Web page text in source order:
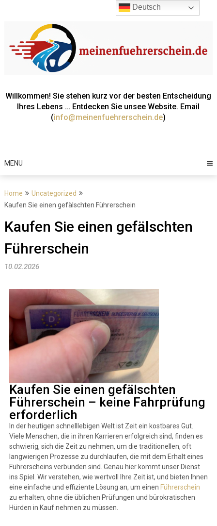
Willkommen! Sie stehen kurz vor der besten Entscheidung
Ihres Lebens … Entdecken Sie unsee Website. Email
(info@meinenfuehrerschein.de)
MENU
Home
Uncategorized
Kaufen Sie einen gefälschten Führerschein
Kaufen Sie einen gefälschten
Führerschein
10.02.2026
Kaufen Sie einen gefälschten
Führerschein – keine Fahrprüfung
erforderlich
In der heutigen schnelllebigen Welt ist Zeit ein kostbares Gut.
Viele Menschen, die in ihren Karrieren erfolgreich sind, finden es
schwierig, sich die Zeit zu nehmen, um die traditionellen, oft
langwierigen Prozesse zu durchlaufen, die mit dem Erhalt eines
Führerscheins verbunden sind. Genau hier kommt unser Dienst
ins Spiel. Wir verstehen, wie wertvoll Ihre Zeit ist, und bieten Ihnen
eine einfache und effiziente Lösung an, um einen Führerschein
zu erhalten, ohne die üblichen Prüfungen und bürokratischen
Hürden in Kauf nehmen zu müssen.
Deutsch